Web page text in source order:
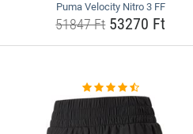
Puma Velocity Nitro 3 FF
51847 Ft53270 Ft